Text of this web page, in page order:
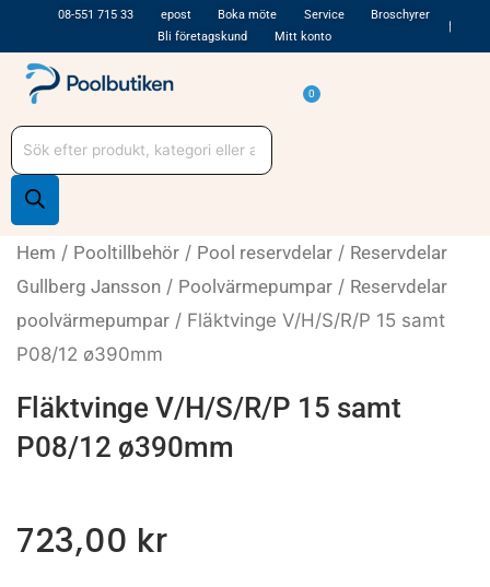
till
innehåll
08-551 715 33 epost Boka möte Service
Broschyrer
Bli företagskund
Mitt konto
0
Varukorg
Produktsökning
Hem / Pooltillbehör / Pool reservdelar / Reservdelar
Gullberg Jansson / Poolvärmepumpar / Reservdelar
poolvärmepumpar / Fläktvinge V/H/S/R/P 15 samt
P08/12 ø390mm
Fläktvinge V/H/S/R/P 15 samt
P08/12 ø390mm
723,00 kr